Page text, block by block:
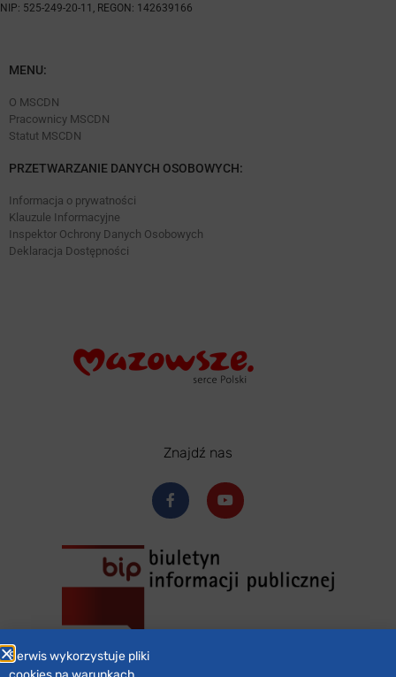
NIP: 525-249-20-11, REGON: 142639166
MENU:
O MSCDN
Pracownicy MSCDN
Statut MSCDN
PRZETWARZANIE DANYCH OSOBOWYCH:
Informacja o prywatności
Klauzule Informacyjne
Inspektor Ochrony Danych Osobowych
Deklaracja Dostępności
Znajdź nas
Serwis wykorzystuje pliki